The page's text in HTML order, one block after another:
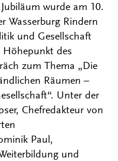
wurde am 10.
Wasserburg Rindern
und Gesellschaft
Höhepunkt des
zum Thema „Die
Räumen –
Unter der
Chefredakteur von
Paul,
und